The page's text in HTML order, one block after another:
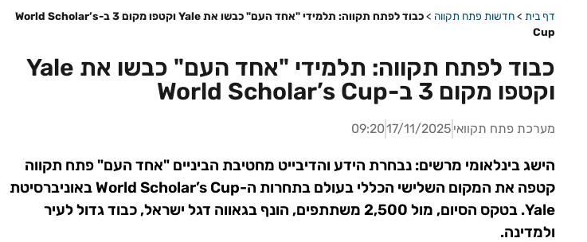
דף בית >חדשות פתח תקווה >
כבוד לפתח תקווה: תלמידי "אחד העם" כבשו את Yale וקטפו מקום 3 ב-World Scholar’s
Cup
כבוד לפתח תקווה: תלמידי "אחד העם" כבשו את Yale
וקטפו מקום 3 ב-World Scholar’s Cup
מערכת פתח תקוואי 17/11/2025
09:20
הישג בינלאומי מרשים: נבחרת הידע והדיבייט מחטיבת הביניים "אחד העם" פתח תקווה
קטפה את המקום השלישי הכללי בעולם בתחרות ה-World Scholar’s Cup באוניברסיטת
Yale. בטקס הסיום, מול 2,500 משתתפים, הונף בגאווה דגל ישראל, כבוד גדול לעיר
ולמדינה.